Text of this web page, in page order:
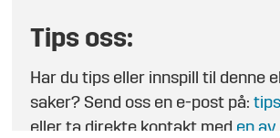
Tips oss:
Har du tips eller innspill til denne
saker? Send oss en e-post på:
eller ta direkte kontakt med en av